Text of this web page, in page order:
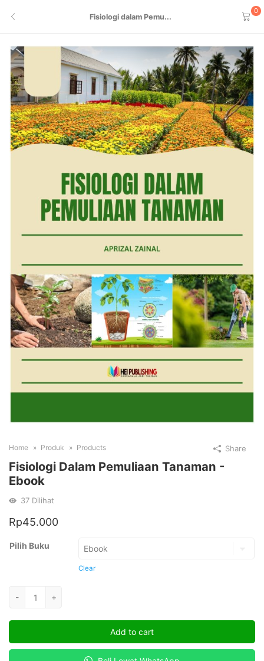
Fisiologi dalam Pemu...
0
Home Produk Products
Fisiologi Dalam Pemuliaan Tanaman -
Ebook
37 Dilihat
Rp45.000
Pilih Buku
Clear
-
Pemuliaan
quantity
+
Add to cart
Share